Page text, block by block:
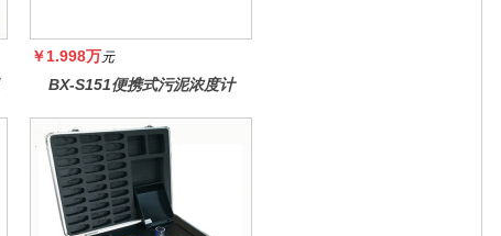
￥1.998万元
BX-S151便携式污泥浓度计